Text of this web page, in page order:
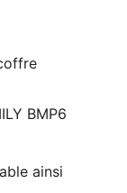
BMP6
ainsi